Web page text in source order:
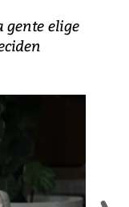
gente elige